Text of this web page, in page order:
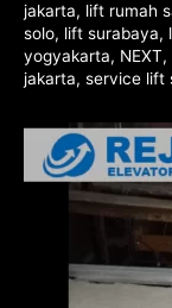
jakarta, lift rumah
solo, lift surabaya,
yogyakarta, NEXT,
jakarta, service lift